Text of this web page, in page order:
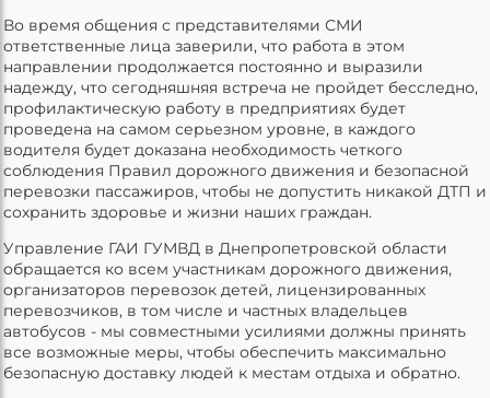
Во время общения с представителями СМИ
ответственные лица заверили, что работа в этом
направлении продолжается постоянно и выразили
надежду, что сегодняшняя встреча не пройдет бесследно,
профилактическую работу в предприятиях будет
проведена на самом серьезном уровне, в каждого
водителя будет доказана необходимость четкого
соблюдения Правил дорожного движения и безопасной
перевозки пассажиров, чтобы не допустить никакой ДТП и
сохранить здоровье и жизни наших граждан.
Управление ГАИ ГУМВД в Днепропетровской области
обращается ко всем участникам дорожного движения,
организаторов перевозок детей, лицензированных
перевозчиков, в том числе и частных владельцев
автобусов - мы совместными усилиями должны принять
все возможные меры, чтобы обеспечить максимально
безопасную доставку людей к местам отдыха и обратно.